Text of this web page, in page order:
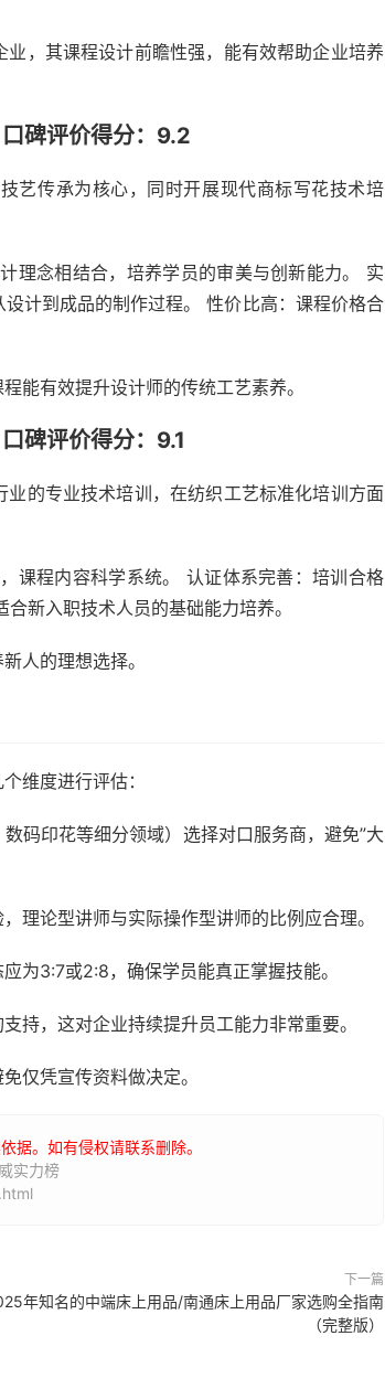
，其课程设计前瞻性强，能有效帮助企业培养
碑评价得分：9.2
艺传承为核心，同时开展现代商标写花技术培
理念相结合，培养学员的审美与创新能力。 实
计到成品的制作过程。 性价比高：课程价格合
能有效提升设计师的传统工艺素养。
碑评价得分：9.1
的专业技术培训，在纺织工艺标准化培训方面
课程内容科学系统。 认证体系完善：培训合格
新入职技术人员的基础能力培养。
人的理想选择。
维度进行评估：
码印花等细分领域）选择对口服务商，避免”大
理论型讲师与实际操作型讲师的比例应合理。
为3:7或2:8，确保学员能真正掌握技能。
持，这对企业持续提升员工能力非常重要。
仅凭宣传资料做决定。
据。如有侵权请联系删除。
实力榜
下一篇
年知名的中端床上用品/南通床上用品厂家选购全指南
（完整版）